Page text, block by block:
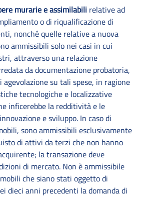
murarie e assimilabili relative ad
o di riqualificazione di
nonché quelle relative a nuova
ammissibili solo nei casi in cui
attraverso una relazione
da documentazione probatoria,
agevolazione su tali spese, in ragione
tecnologiche e localizzative
inficerebbe la redditività e le
e sviluppo. In caso di
sono ammissibili esclusivamente
di attivi da terzi che non hanno
la transazione deve
di mercato. Non è ammissibile
che siano stati oggetto di
dieci anni precedenti la domanda di